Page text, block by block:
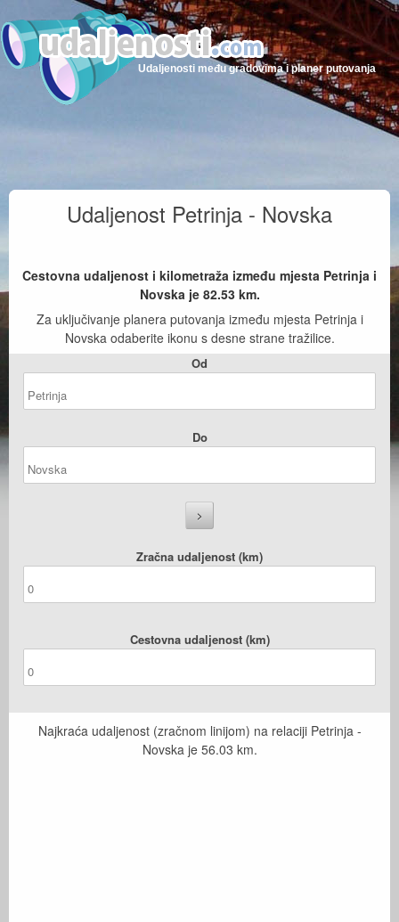
Udaljenosti među gradovima i planer putovanja
Udaljenost Petrinja - Novska
Cestovna udaljenost i kilometraža između mjesta Petrinja i
Novska je 82.53km.
Za uključivanje planera putovanja između mjesta Petrinja i
Novska odaberite ikonu s desne strane tražilice.
Od
Do
Zračna udaljenost (km)
Cestovna udaljenost (km)
Najkraća udaljenost (zračnom linijom) na relaciji Petrinja -
Novska je 56.03 km.